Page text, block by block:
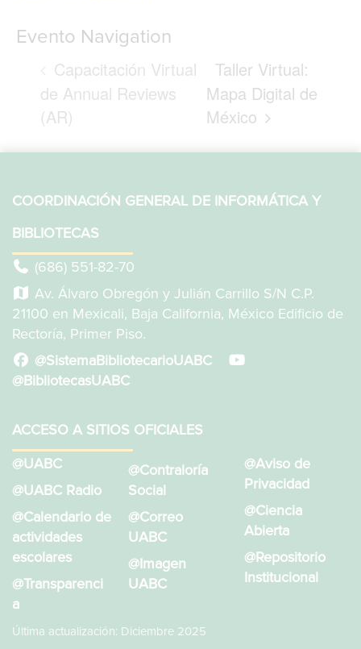
Evento Navigation
Capacitación Virtual
de Annual Reviews
(AR)
Taller Virtual:
Mapa Digital de
México
COORDINACIÓN GENERAL DE INFORMÁTICA Y
BIBLIOTECAS
(686) 551-82-70
Av. Álvaro Obregón y Julián Carrillo S/N C.P.
21100 en Mexicali, Baja California, México Edificio de
Rectoría, Primer Piso.
@SistemaBibliotecarioUABC
@BibliotecasUABC
ACCESO A SITIOS OFICIALES
@UABC
@UABC Radio
@Calendario de
actividades
escolares
@Transparenci
a
@Contraloría
Social
@Correo
UABC
@Imagen
UABC
@Aviso de
Privacidad
@Ciencia
Abierta
@Repositorio
Institucional
Última actualización: Diciembre 2025